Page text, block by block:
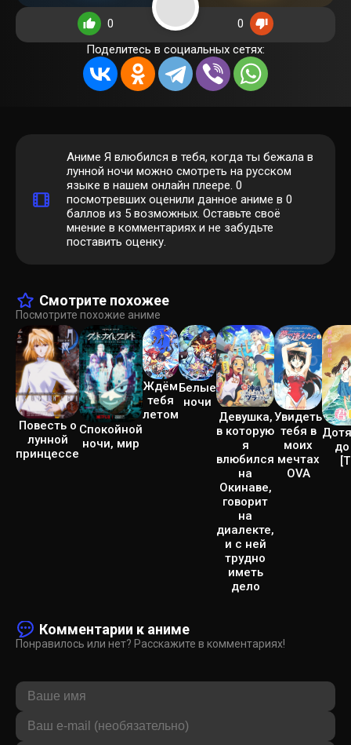
0
0
Поделитесь в социальных сетях:
Аниме Я влюбился в тебя, когда ты бежала в
лунной ночи можно смотреть на русском
языке в нашем онлайн плеере. 0
посмотревших оценили данное аниме в 0
баллов из 5 возможных. Оставьте своё
мнение в комментариях и не забудьте
поставить оценку.
Смотрите похожее
Посмотрите похожие аниме
Повесть о
лунной
принцессе
Спокойной
ночи, мир
Ждём
тебя
летом
Белые
ночи
Девушка,
в которую
я
влюбился
на
Окинаве,
говорит
на
диалекте,
и с ней
трудно
иметь
дело
Увидеть
тебя в
моих
мечтах
OVA
Комментарии к аниме
Понравилось или нет? Расскажите в комментариях!